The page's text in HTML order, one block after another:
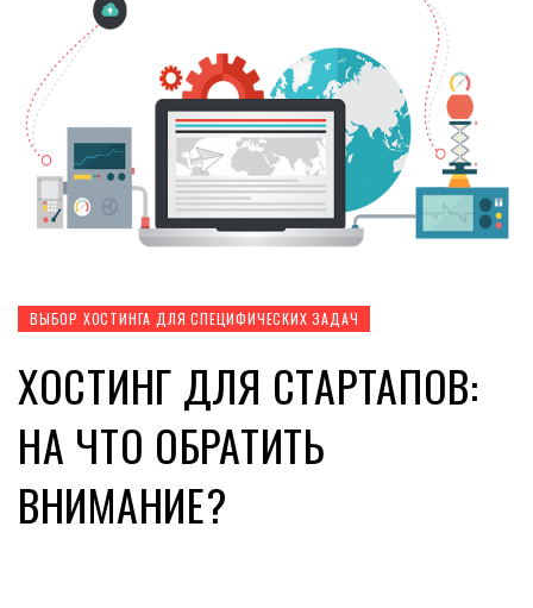
ВЫБОР ХОСТИНГА ДЛЯ СПЕЦИФИЧЕСКИХ ЗАДАЧ
ХОСТИНГ ДЛЯ СТАРТАПОВ:
НА ЧТО ОБРАТИТЬ
ВНИМАНИЕ?